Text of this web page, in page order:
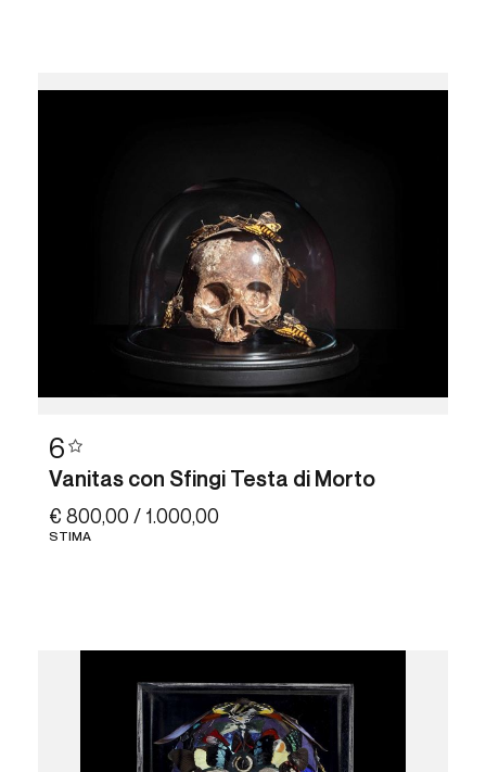
6
Vanitas con Sfingi Testa di Morto
€ 800,00 / 1.000,00
STIMA